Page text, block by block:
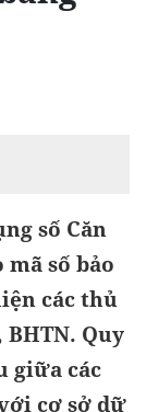
số Căn
mã số bảo
các thủ
Quy
giữa các
cơ sở dữ